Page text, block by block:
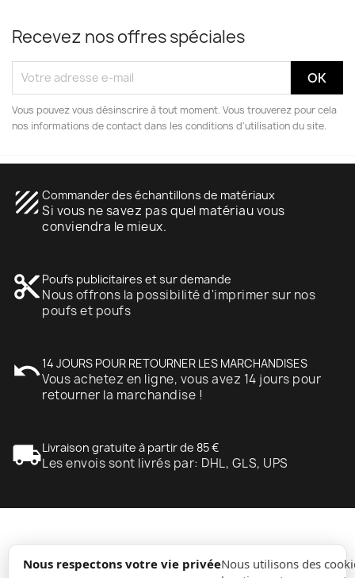
Nous respectons votre vie privéeNous utilisons des
Recevez nos offres spéciales
Vous pouvez vous désinscrire à tout moment. Vous trouverez pour cela
nos informations de contact dans les conditions d'utilisation du site.
texture Commander des échantillons de matériaux
Si vous ne savez pas quel matériau vous
conviendra le mieux.
content_cut Poufs publicitaires et sur demande
Nous offrons la possibilité d'imprimer sur nos
poufs et poufs
undo14 JOURS POUR RETOURNER LES MARCHANDISES
Vous achetez en ligne, vous avez 14 jours pour
retourner la marchandise !
local_shippingLivraison gratuite à partir de 85 €
Les envois sont livrés par: DHL, GLS, UPS